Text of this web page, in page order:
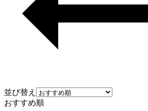
並び替え
おすすめ順